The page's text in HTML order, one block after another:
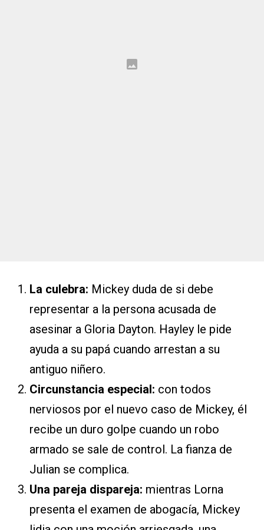
La culebra: Mickey duda de si debe
representar a la persona acusada de
asesinar a Gloria Dayton. Hayley le pide
ayuda a su papá cuando arrestan a su
antiguo niñero.
Circunstancia especial: con todos
nerviosos por el nuevo caso de Mickey, él
recibe un duro golpe cuando un robo
armado se sale de control. La fianza de
Julian se complica.
Una pareja dispareja: mientras Lorna
presenta el examen de abogacía, Mickey